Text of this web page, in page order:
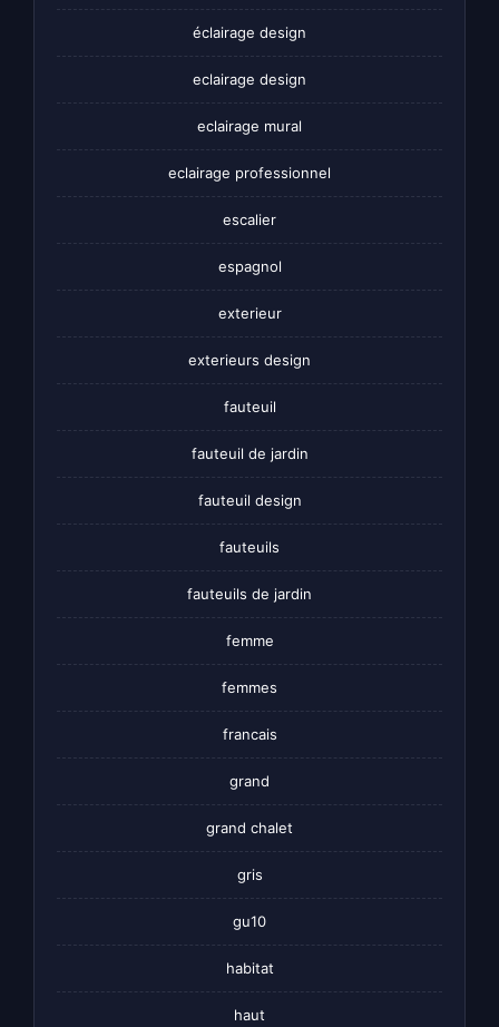
éclairage design
eclairage design
eclairage mural
eclairage professionnel
escalier
espagnol
exterieur
exterieurs design
fauteuil
fauteuil de jardin
fauteuil design
fauteuils
fauteuils de jardin
femme
femmes
francais
grand
grand chalet
gris
gu10
habitat
haut